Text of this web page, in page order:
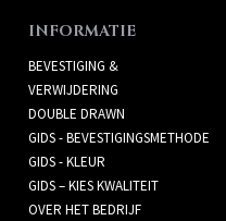
INFORMATIE
BEVESTIGING &
VERWIJDERING
DOUBLE DRAWN
GIDS - BEVESTIGINGSMETHODE
GIDS - KLEUR
GIDS – KIES KWALITEIT
OVER HET BEDRIJF